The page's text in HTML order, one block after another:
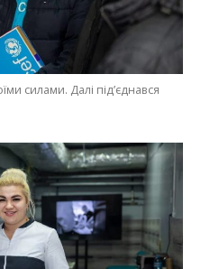
силами. Далі під’єднався